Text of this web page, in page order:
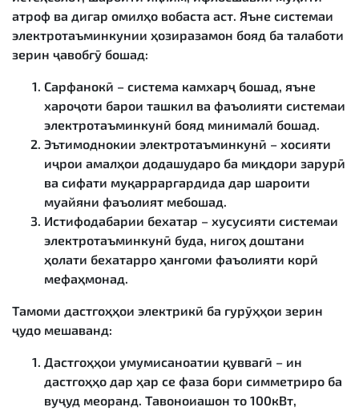
атроф ва дигар омилҳо вобаста аст. Яъне системаи
электротаъминкунии ҳозиразамон бояд ба талаботи
зерин ҷавобгӯ бошад:
Сарфанокӣ – система камхарҷ бошад, яъне
хароҷоти барои ташкил ва фаъолияти системаи
электротаъминкунӣ бояд минималӣ бошад.
Эътимоднокии электротаъминкунӣ – хосияти
иҷрои амалҳои додашударо ба миқдори зарурӣ
ва сифати муқарраргардида дар шароити
муайяни фаъолият мебошад.
Истифодабарии бехатар – хусусияти системаи
электротаъминкунӣ буда, нигоҳ доштани
ҳолати бехатарро ҳангоми фаъолияти корӣ
мефаҳмонад.
Тамоми дастгоҳҳои электрикӣ ба гурӯҳҳои зерин
ҷудо мешаванд:
Дастгоҳҳои умумисаноатии қуввагӣ – ин
дастгоҳҳо дар ҳар се фаза бори симметриро ба
вуҷуд меоранд. Тавоноиашон то 100кВт,